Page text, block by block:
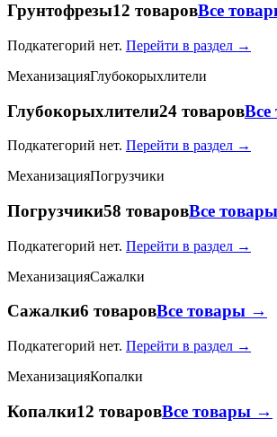
Грунтофрезы12 товаровВсе
Подкатегорий нет. Перейти в раздел →
МеханизацияГлубокорыхлители
Глубокорыхлители24 товаров
Подкатегорий нет. Перейти в раздел →
МеханизацияПогрузчики
Погрузчики58 товаровВсе
Подкатегорий нет. Перейти в раздел →
МеханизацияСажалки
Сажалки6 товаровВсе товары →
Подкатегорий нет. Перейти в раздел →
МеханизацияКопалки
Копалки12 товаровВсе товары →